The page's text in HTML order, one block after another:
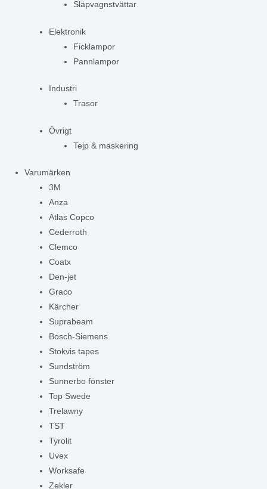
Släpvagnstvättar
Elektronik
Ficklampor
Pannlampor
Industri
Trasor
Övrigt
Tejp & maskering
Varumärken
3M
Anza
Atlas Copco
Cederroth
Clemco
Coatx
Den-jet
Graco
Kärcher
Suprabeam
Bosch-Siemens
Stokvis tapes
Sundström
Sunnerbo fönster
Top Swede
Trelawny
TST
Tyrolit
Uvex
Worksafe
Zekler